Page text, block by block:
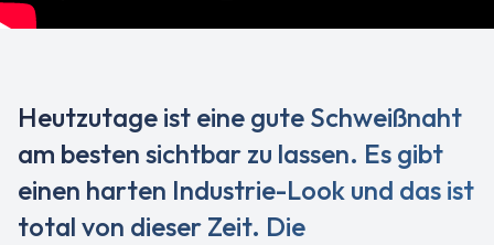
Heutzutage ist eine gute Schweißnaht
am besten sichtbar zu lassen. Es gibt
einen harten Industrie-Look und das ist
total von dieser Zeit. Die